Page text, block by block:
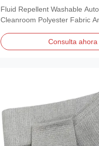
estático con la raya del
5m m
Fluid Repellent Washable
Cleanroom Polyester Fabric
Consulta ahora